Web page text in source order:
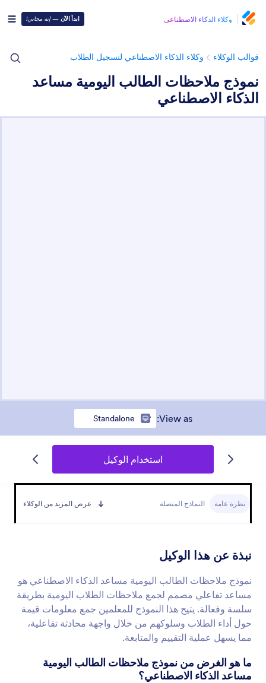
وكلاء الذكاء الاصطناعي ابدأ الآن —إنه مجاني!
قوالب الوكلاء وكلاء الذكاء الاصطناعي لتسجيل الطلاب
نموذج ملاحظات الطالب اليومية مساعد
الذكاء الاصطناعي
View as
:
Standalone
استخدام الوكيل
نظرة عامة النماذج المتصلة عرض المزيد من الوكلاء
نبذة عن هذا الوكيل
نموذج ملاحظات الطالب اليومية مساعد الذكاء الاصطناعي هو
مساعد تفاعلي مصمم لجمع ملاحظات الطلاب اليومية بطريقة
سلسة وفعالة. يتيح هذا النموذج للمعلمين جمع معلومات قيمة
حول أداء الطلاب وسلوكهم من خلال واجهة محادثة تفاعلية،
مما يسهل عملية التقييم والمتابعة.
ما هو الغرض من نموذج ملاحظات الطالب اليومية
مساعد الذكاء الاصطناعي؟